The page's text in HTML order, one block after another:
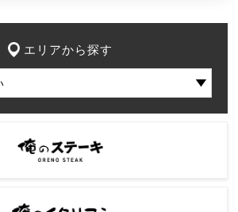
エリアから探す